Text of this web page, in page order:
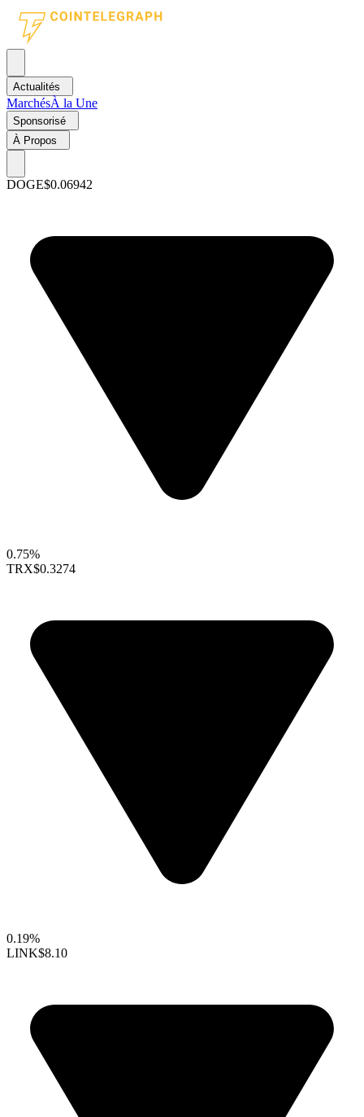
Actualités
MarchésÀ la Une
Sponsorisé
À Propos
DOGE$0.06942
0.75%
TRX$0.3274
0.19%
LINK$8.10